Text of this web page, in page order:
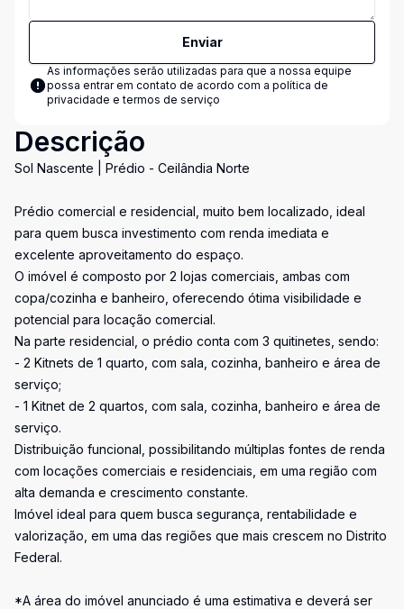
Enviar
As informações serão utilizadas para que a nossa equipe
possa entrar em contato de acordo com a política de
privacidade e termos de serviço
Descrição
Sol Nascente | Prédio - Ceilândia Norte
Prédio comercial e residencial, muito bem localizado, ideal
para quem busca investimento com renda imediata e
excelente aproveitamento do espaço.
O imóvel é composto por 2 lojas comerciais, ambas com
copa/cozinha e banheiro, oferecendo ótima visibilidade e
potencial para locação comercial.
Na parte residencial, o prédio conta com 3 quitinetes, sendo:
- 2 Kitnets de 1 quarto, com sala, cozinha, banheiro e área de
serviço;
- 1 Kitnet de 2 quartos, com sala, cozinha, banheiro e área de
serviço.
Distribuição funcional, possibilitando múltiplas fontes de renda
com locações comerciais e residenciais, em uma região com
alta demanda e crescimento constante.
Imóvel ideal para quem busca segurança, rentabilidade e
valorização, em uma das regiões que mais crescem no Distrito
Federal.
*A área do imóvel anunciado é uma estimativa e deverá ser